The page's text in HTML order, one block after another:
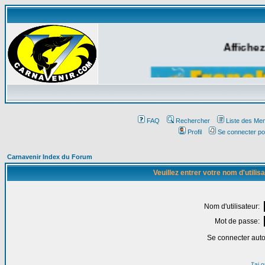
FAQ Rechercher
Liste des
Profil
Se connecter
Carnavenir Index du Forum
Veuillez entrer votre nom
Nom d'utilisateur:
Mot de passe:
Se connecter